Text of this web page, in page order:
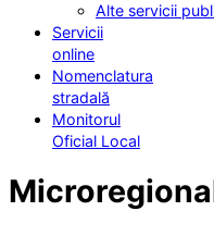
Alte servicii
Servicii
online
Nomenclatura
stradală
Monitorul
Oficial Local